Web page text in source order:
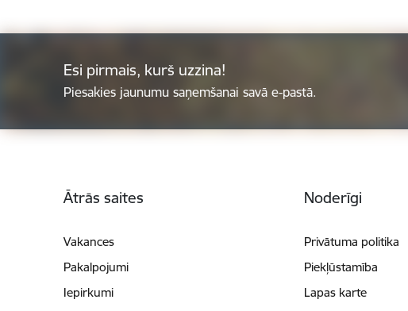
Esi pirmais, kurš uzzina!
Piesakies jaunumu saņemšanai savā e-pastā.
Ātrās saites
Vakances
Pakalpojumi
Iepirkumi
Noderīgi
Privātuma politika
Piekļūstamība
Lapas karte